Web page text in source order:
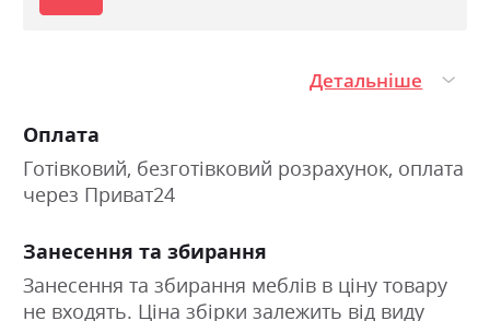
Детальніше
Оплата
Готівковий, безготівковий розрахунок, оплата
через Приват24
Занесення та збирання
Занесення та збирання меблів в ціну товару
не входять. Ціна збірки залежить від виду